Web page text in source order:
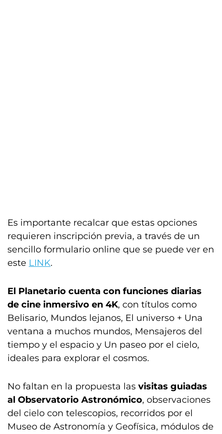
Es importante recalcar que estas opciones
requieren inscripción previa, a través de un
sencillo formulario online que se puede ver en
este LINK.
El Planetario cuenta con funciones diarias
de cine inmersivo en 4K, con títulos como
Belisario, Mundos lejanos, El universo + Una
ventana a muchos mundos, Mensajeros del
tiempo y el espacio y Un paseo por el cielo,
ideales para explorar el cosmos.
No faltan en la propuesta las visitas guiadas
al Observatorio Astronómico, observaciones
del cielo con telescopios, recorridos por el
Museo de Astronomía y Geofísica, módulos de